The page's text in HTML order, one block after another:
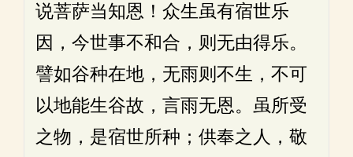
说菩萨当知恩！众生虽有宿世乐
因，今世事不和合，则无由得乐。
譬如谷种在地，无雨则不生，不可
以地能生谷故，言雨无恩。虽所受
之物，是宿世所种；供奉之人，敬